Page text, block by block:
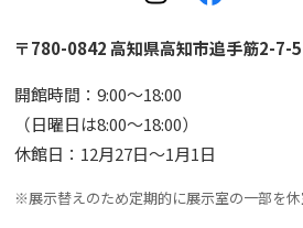
〒780-0842 高知県高知市追手筋2-7-5
開館時間：9:00〜18:00
（日曜日は8:00〜18:00）
休館日：12月27日〜1月1日
※展示替えのため定期的に展示室の一部を休